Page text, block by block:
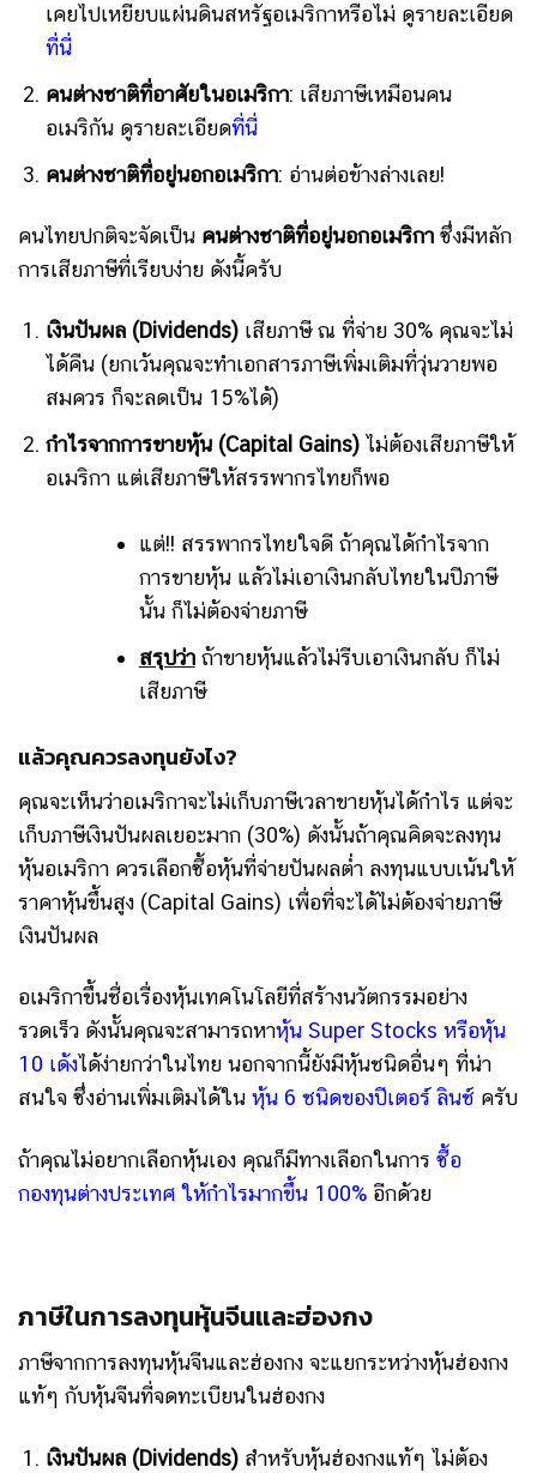
เคยไปเหยียบแผ่นดินสหรัฐอเมริกาหรือไม่ ดูรายละเอียด
ที่นี่
คนต่างชาติที่อาศัยในอเมริกา: เสียภาษีเหมือนคน
อเมริกัน ดูรายละเอียดที่นี่
คนต่างชาติที่อยู่นอกอเมริกา: อ่านต่อข้างล่างเลย!
คนไทยปกติจะจัดเป็น คนต่างชาติที่อยู่นอกอเมริกา ซึ่งมีหลัก
การเสียภาษีที่เรียบง่าย ดังนี้ครับ
เงินปันผล (Dividends) เสียภาษี ณ ที่จ่าย 30% คุณจะไม่
ได้คืน (ยกเว้นคุณจะทำเอกสารภาษีเพิ่มเติมที่วุ่นวายพอ
สมควร ก็จะลดเป็น 15%ได้)
กำไรจากการขายหุ้น (Capital Gains) ไม่ต้องเสียภาษีให้
อเมริกา แต่เสียภาษีให้สรรพากรไทยก็พอ
แต่!! สรรพากรไทยใจดี ถ้าคุณได้กำไรจาก
การขายหุ้น แล้วไม่เอาเงินกลับไทยในปีภาษี
นั้น ก็ไม่ต้องจ่ายภาษี
สรุปว่า ถ้าขายหุ้นแล้วไม่รีบเอาเงินกลับ ก็ไม่
เสียภาษี
แล้วคุณควรลงทุนยังไง?
คุณจะเห็นว่าอเมริกาจะไม่เก็บภาษีเวลาขายหุ้นได้กำไร แต่จะ
เก็บภาษีเงินปันผลเยอะมาก (30%) ดังนั้นถ้าคุณคิดจะลงทุน
หุ้นอเมริกา ควรเลือกซื้อหุ้นที่จ่ายปันผลต่ำ ลงทุนแบบเน้นให้
ราคาหุ้นขึ้นสูง (Capital Gains) เพื่อที่จะได้ไม่ต้องจ่ายภาษี
เงินปันผล
อเมริกาขึ้นชื่อเรื่องหุ้นเทคโนโลยีที่สร้างนวัตกรรมอย่าง
รวดเร็ว ดังนั้นคุณจะสามารถหาหุ้น Super Stocks หรือหุ้น
10 เด้งได้ง่ายกว่าในไทย นอกจากนี้ยังมีหุ้นชนิดอื่นๆ ที่น่า
สนใจ ซึ่งอ่านเพิ่มเติมได้ใน หุ้น 6 ชนิดของปีเตอร์ ลินช์ ครับ
ถ้าคุณไม่อยากเลือกหุ้นเอง คุณก็มีทางเลือกในการ ซื้อ
กองทุนต่างประเทศ ให้กำไรมากขึ้น 100% อีกด้วย
ภาษีในการลงทุนหุ้นจีนและฮ่องกง
ภาษีจากการลงทุนหุ้นจีนและฮ่องกง จะแยกระหว่างหุ้นฮ่องกง
แท้ๆ กับหุ้นจีนที่จดทะเบียนในฮ่องกง
เงินปันผล (Dividends) สำหรับหุ้นฮ่องกงแท้ๆ ไม่ต้อง